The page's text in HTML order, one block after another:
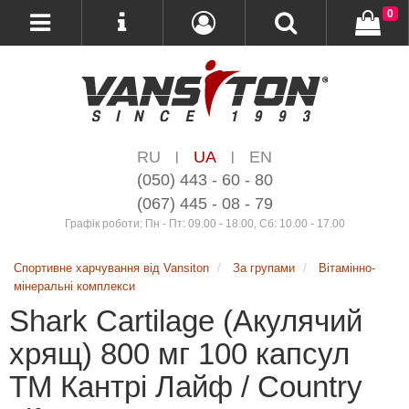
RU | UA |
EN
(050) 443 - 60 - 80
(067) 445 - 08 - 79
Графік роботи: Пн - Пт: 09.00 - 18.00, Сб: 10.00 - 17.00
0
Спортивне харчування від Vansiton За групами
Вітамінно-
мінеральні комплекси
Shark Cartilage (Акулячий
хрящ) 800 мг 100 капсул
ТМ Кантрі Лайф / Country